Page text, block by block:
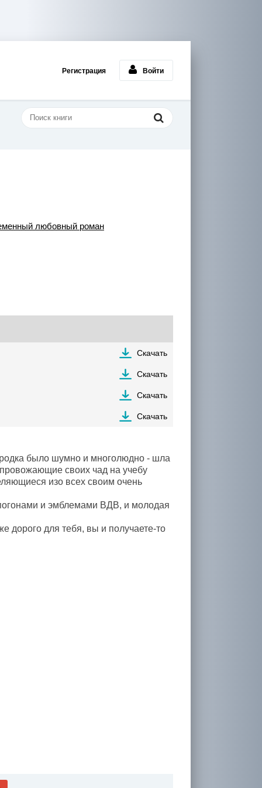
Регистрация Войти
любовный роман
Скачать
Скачать
Скачать
Скачать
было шумно и многолюдно - шла
своих чад на учебу
изо всех своим очень
и эмблемами ВДВ, и молодая
дорого для тебя, вы и получаете-то